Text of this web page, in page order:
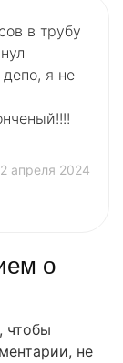
в трубу
я не
апреля 2024
о
чтобы
не